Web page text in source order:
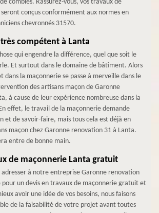
combles. Rassurez-vous, vos travaux de
conçus conformément aux normes en
chevronnés 31570.
compétent à Lanta
qui engendre la différence, quel que soit le
Et surtout dans le domaine de bâtiment. Alors
dans la maçonnerie se passe à merveille dans le
des artisans maçon de Garonne
à cause de leur expérience nombreuse dans la
effet, le travail de la maçonnerie demande
et de savoir-faire, mais tous cela est déjà en
maçon chez Garonne renovation 31 à Lanta.
entre de bonne main.
de maçonnerie Lanta gratuit
adresser à notre entreprise Garonne renovation
un devis en travaux de maçonnerie gratuit et
avoir une idée de vos besoins, nous faisons
de la faisabilité de votre projet avant toutes